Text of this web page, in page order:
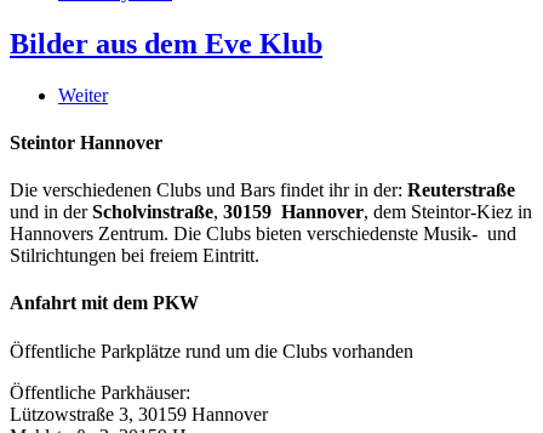
Bilder aus dem Eve Klub
Weiter
Steintor Hannover
Die verschiedenen Clubs und Bars findet ihr in der: Reuterstraße
und in derScholvinstraße, 30159 Hannover, dem Steintor-Kiez in
Hannovers Zentrum. Die Clubs bieten verschiedenste Musik- und
Stilrichtungen bei freiem Eintritt.
Anfahrt mit dem PKW
Öffentliche Parkplätze rund um die Clubs vorhanden
Öffentliche Parkhäuser:
Lützowstraße 3, 30159 Hannover